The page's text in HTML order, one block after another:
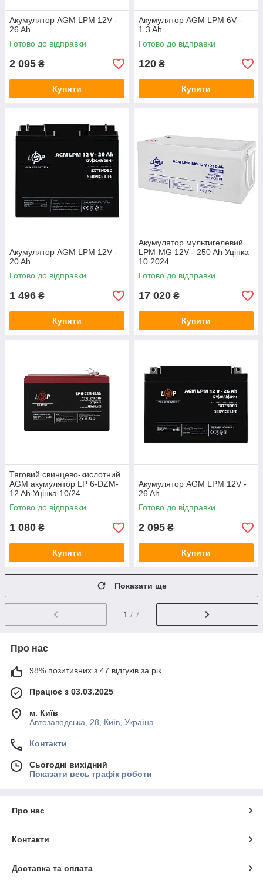
Акумулятор AGM LPM 12V -
26 Ah
Готово до відправки
2 095 ₴
Купити
Акумулятор AGM LPM 6V -
1.3 Ah
Готово до відправки
120 ₴
Купити
Акумулятор AGM LPM 12V -
20 Ah
Готово до відправки
1 496 ₴
Купити
Акумулятор мультигелевий
LPM-MG 12V - 250 Ah Уцінка
10.2024
Готово до відправки
17 020 ₴
Купити
Тяговий свинцево-кислотний
AGM акумулятор LP 6-DZM-
12 Ah Уцінка 10/24
Готово до відправки
1 080 ₴
Купити
Акумулятор AGM LPM 12V -
26 Ah
Готово до відправки
2 095 ₴
Купити
Показати ще
1 / 7
Про нас
98% позитивних з 47 відгуків за рік
Працює з 03.03.2025
м. Київ
Автозаводська, 28, Київ, Україна
Контакти
Сьогодні вихідний
Показати весь графік роботи
Про нас
Контакти
Доставка та оплата